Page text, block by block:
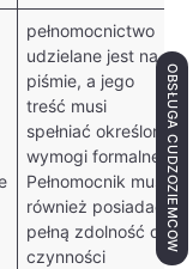
pełnomocnictwo
udzielane jest na
piśmie, a jego
treść musi
spełniać określone
wymogi formalne.
Pełnomocnik musi
również posiadać
pełną zdolność do
czynności
OBSŁUGA CUDZOZIEMCÓW